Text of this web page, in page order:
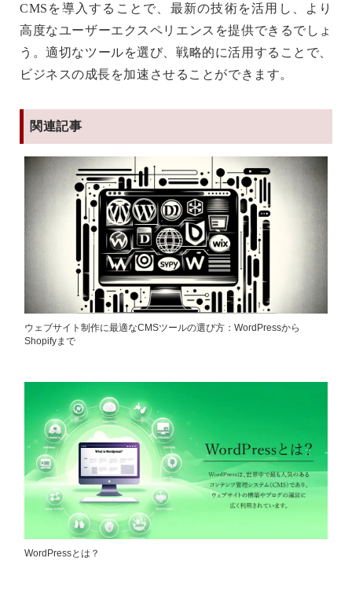
CMSを導入することで、最新の技術を活用し、より
高度なユーザーエクスペリエンスを提供できるでしょ
う。適切なツールを選び、戦略的に活用することで、
ビジネスの成長を加速させることができます。
関連記事
ウェブサイト制作に最適なCMSツールの選び方：WordPressから
Shopifyまで
WordPressとは？